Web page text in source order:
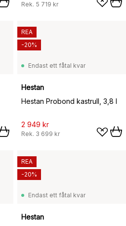
Rek. 5 719 kr
Endast ett fåtal kvar
Hestan
Hestan Probond kastrull, 3,8 l
2 949 kr
Rek. 3 699 kr
REA
-20%
Endast ett fåtal kvar
Hestan
REA
-20%